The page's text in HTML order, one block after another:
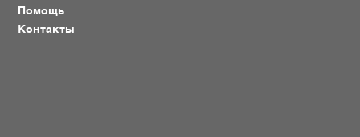
Помощь
Контакты